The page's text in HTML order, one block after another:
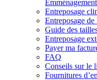
Entreposage
Entreposage
Guide des
Entreposage
Payer ma
FAQ
Conseils sur le
Fournitures